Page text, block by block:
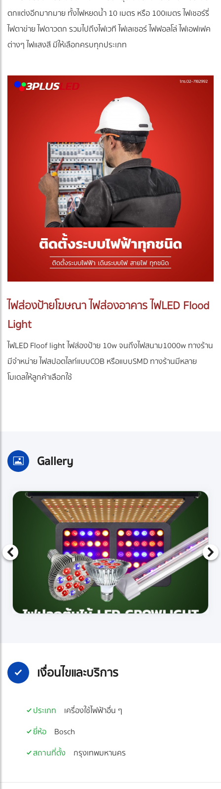
ตกแต่งอีกมากมาย ทั้งไฟหยดน้ำ 10 เมตร หรือ 100เมตร ไฟเชอร์รี่
ไฟตาข่าย ไฟดาวตก รวมไปถึงไฟเวที ไฟเลเซอร์ ไฟฟอลโล่ ไฟเอฟเฟค
ต่างๆ ไฟแสงสี มีให้เลือกครบทุกประเภท
ไฟส่องป้ายโฆษณา ไฟส่องอาคาร ไฟLED Flood
Light
ไฟLED Floof light ไฟส่องป้าย 10w จนถึงไฟสนาม1000w ทางร้าน
มีจำหน่าย ไฟสปอตไลท์แบบCOB หรือแบบSMD ทางร้านมีหลาย
โมเดลให้ลูกค้าเลือกใช้
Gallery
เงื่อนไขและบริการ
ประเภท
เครื่องใช้ไฟฟ้าอื่น ๆ
ยี่ห้อ
Bosch
สถานที่ตั้ง
กรุงเทพมหานคร